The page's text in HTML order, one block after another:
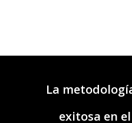
La
exitosa en